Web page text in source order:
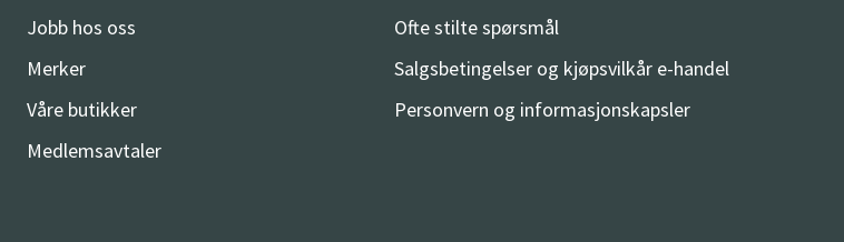
Jobb hos oss
Merker
Våre butikker
Medlemsavtaler
Ofte stilte spørsmål
Salgsbetingelser og kjøpsvilkår e-handel
Personvern og informasjonskapsler